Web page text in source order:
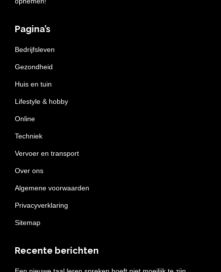
Pagina’s
Bedrijfsleven
Gezondheid
Huis en tuin
Lifestyle & hobby
Online
Techniek
Vervoer en transport
Over ons
Algemene voorwaarden
Privacyverklaring
Sitemap
Recente berichten